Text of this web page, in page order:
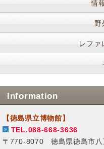
情
野
レファ
Information
【徳島県立博物館】
TEL.088-668-3636
〒770-8070 徳島県徳島市